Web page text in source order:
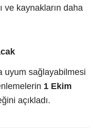
ve kaynakların daha
uyum sağlayabilmesi
1 Ekim
açıkladı.